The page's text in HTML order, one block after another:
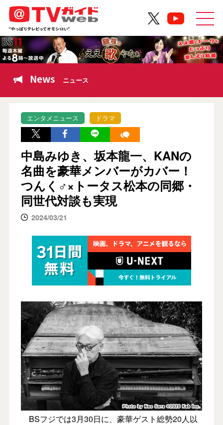
News ニュース
エンタメニュース ドラマ
中島みゆき、坂本龍一、KANの
名曲を豪華メンバーがカバー！
つんく♂×トータス松本の同郷・
同世代対談も実現
2024/03/21
BSフジでは3月30日に、豪華ゲスト総勢20人以